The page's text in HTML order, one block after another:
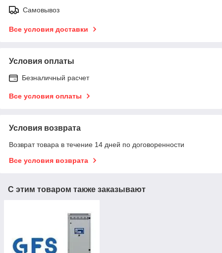
Самовывоз
Все условия доставки
Условия оплаты
Безналичный расчет
Все условия оплаты
Условия возврата
Возврат товара в течение 14 дней по договоренности
Все условия возврата
С этим товаром также заказывают